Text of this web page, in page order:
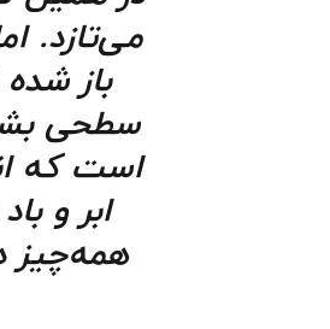
می‌تازد.
باز
سطحی
است که
ابر و
همه‌چیز